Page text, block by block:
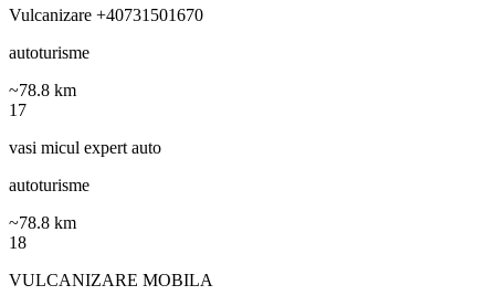
Vulcanizare +40731501670
autoturisme
~78.8 km
17
vasi micul expert auto
autoturisme
~78.8 km
18
VULCANIZARE MOBILA